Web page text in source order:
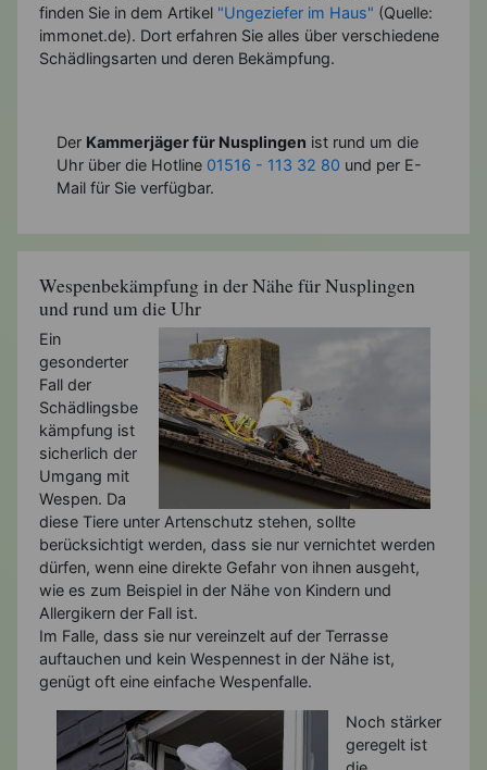
finden Sie in dem Artikel "Ungeziefer im Haus" (Quelle:
immonet.de). Dort erfahren Sie alles über verschiedene
Schädlingsarten und deren Bekämpfung.
Der Kammerjäger für Nusplingen ist rund um die
Uhr über die Hotline 01516 - 113 32 80 und per E-
Mail für Sie verfügbar.
Wespenbekämpfung in der Nähe für Nusplingen
und rund um die Uhr
Ein
gesonderter
Fall der
Schädlingsbe
kämpfung ist
sicherlich der
Umgang mit
Wespen. Da
diese Tiere unter Artenschutz stehen, sollte
berücksichtigt werden, dass sie nur vernichtet werden
dürfen, wenn eine direkte Gefahr von ihnen ausgeht,
wie es zum Beispiel in der Nähe von Kindern und
Allergikern der Fall ist.
Im Falle, dass sie nur vereinzelt auf der Terrasse
auftauchen und kein Wespennest in der Nähe ist,
genügt oft eine einfache Wespenfalle.
Noch stärker
geregelt ist